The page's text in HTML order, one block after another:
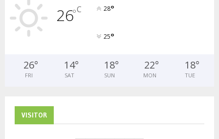
26°C 28°
25°
26°
FRI
14°
SAT
18°
SUN
22°
MON
18°
TUE
VISITOR